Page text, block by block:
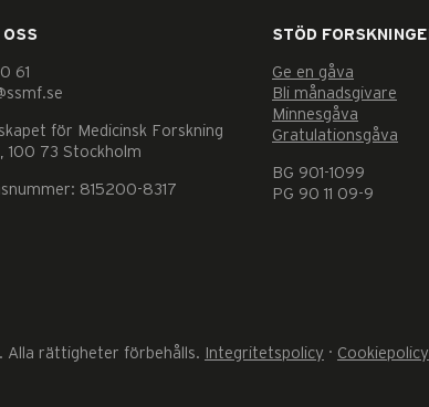
61
för Medicinsk Forskning
100 73 Stockholm
815200-8317
STÖD
Ge en gåva
Bli månadsgivare
Minnesgåva
Gratulationsgåva
BG 901-1099
PG 90 11 09-9
Alla rättigheter förbehålls. Integritetspolicy · Cookiepolicy